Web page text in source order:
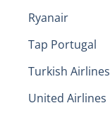
Ryanair
Tap Portugal
Turkish Airlines
United Airlines